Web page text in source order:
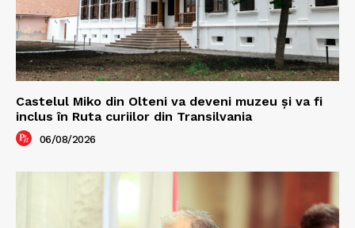
Castelul Miko din Olteni va deveni muzeu şi va fi
inclus în Ruta curiilor din Transilvania
06/08/2026